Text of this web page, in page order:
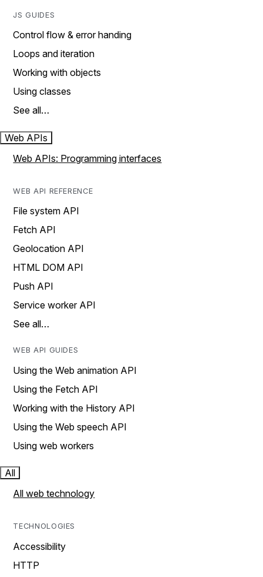
JS GUIDES
Control flow & error handing
Loops and iteration
Working with objects
Using classes
See all…
Web APIs
Web APIs: Programming interfaces
WEB API REFERENCE
File system API
Fetch API
Geolocation API
HTML DOM API
Push API
Service worker API
See all…
WEB API GUIDES
Using the Web animation API
Using the Fetch API
Working with the History API
Using the Web speech API
Using web workers
All
All web technology
TECHNOLOGIES
Accessibility
HTTP